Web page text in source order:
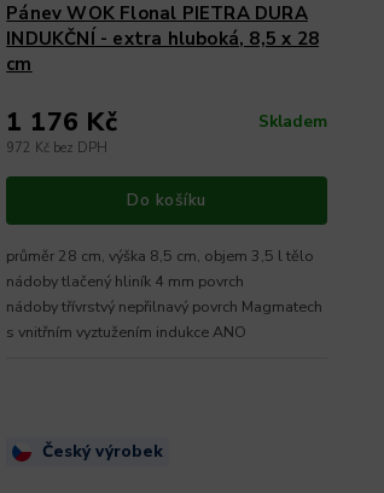
Pánev WOK Flonal PIETRA DURA
INDUKČNÍ - extra hluboká, 8,5 x 28
cm
Skladem
972 Kč bez DPH
1 176 Kč
Do košíku
průměr 28 cm, výška 8,5 cm, objem 3,5 l tělo
nádoby tlačený hliník 4 mm povrch
nádoby třívrstvý nepřilnavý povrch Magmatech
s vnitřním vyztužením indukce ANO
Český výrobek